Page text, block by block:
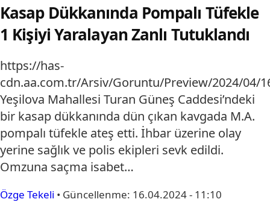
Kasap Dükkanında Pompalı Tüfekle
1 Kişiyi Yaralayan Zanlı Tutuklandı
https://has-
cdn.aa.com.tr/Arsiv/Goruntu/Preview/2024/04/
Yeşilova Mahallesi Turan Güneş Caddesi’ndeki
bir kasap dükkanında dün çıkan kavgada M.A.
pompalı tüfekle ateş etti. İhbar üzerine olay
yerine sağlık ve polis ekipleri sevk edildi.
Omzuna saçma isabet…
Özge Tekeli • Güncellenme: 16.04.2024 - 11:10